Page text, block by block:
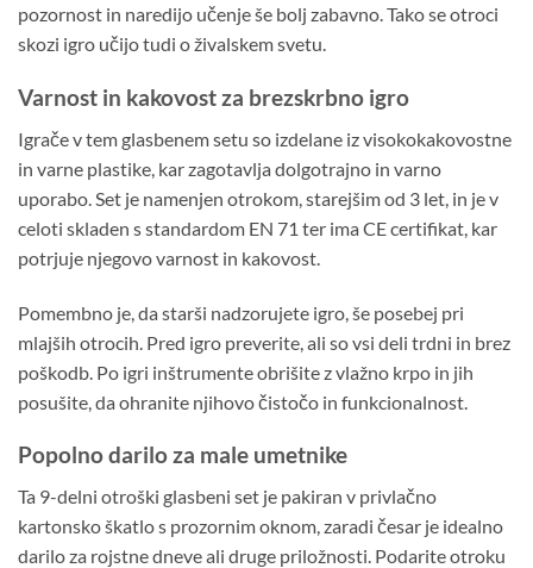
pozornost in naredijo učenje še bolj zabavno. Tako se otroci
skozi igro učijo tudi o živalskem svetu.
Varnost in kakovost za brezskrbno igro
Igrače v tem glasbenem setu so izdelane iz visokokakovostne
in varne plastike, kar zagotavlja dolgotrajno in varno
uporabo. Set je namenjen otrokom, starejšim od 3 let, in je v
celoti skladen s standardom EN 71 ter ima CE certifikat, kar
potrjuje njegovo varnost in kakovost.
Pomembno je, da starši nadzorujete igro, še posebej pri
mlajših otrocih. Pred igro preverite, ali so vsi deli trdni in brez
poškodb. Po igri inštrumente obrišite z vlažno krpo in jih
posušite, da ohranite njihovo čistočo in funkcionalnost.
Popolno darilo za male umetnike
Ta 9-delni otroški glasbeni set je pakiran v privlačno
kartonsko škatlo s prozornim oknom, zaradi česar je idealno
darilo za rojstne dneve ali druge priložnosti. Podarite otroku